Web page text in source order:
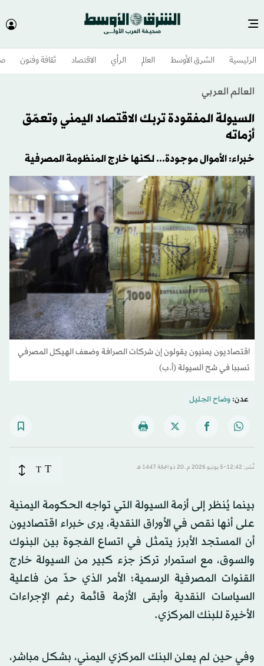
الرئيسية الشرق الأوسط​ العالم الرأي الاقتصاد ثقافة وفنون
العالم العربي
السيولة المفقودة تربك الاقتصاد اليمني وتعمّق
أزماته
خبراء: الأموال موجودة... لكنها خارج المنظومة المصرفية
اقتصاديون يمنيون يقولون إن شركات الصرافة وضعف الهيكل المصرفي
تسببا في شح السيولة (أ.ب)
عدن:وضاح الجليل
نُشر: 12:42-5 يونيو 2026 م ـ 20 ذو الحِجّة 1447 هـ T
T
بينما يُنظر إلى أزمة السيولة التي تواجه الحكومة اليمنية
على أنها نقص في الأوراق النقدية، يرى خبراء اقتصاديون
أن المستجد الأبرز يتمثل في اتساع الفجوة بين البنوك
والسوق، مع استمرار تركز جزء كبير من السيولة خارج
القنوات المصرفية الرسمية؛ الأمر الذي حدّ من فاعلية
السياسات النقدية وأبقى الأزمة قائمة رغم الإجراءات
الأخيرة للبنك المركزي.
وفي حين لم يعلن البنك المركزي اليمني، بشكل مباشر،